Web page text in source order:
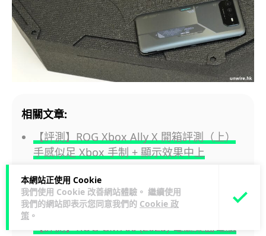
本網站正使用 Cookie
我們使用 Cookie 改善網站體驗。 繼續使用
我們的網站即表示您同意我們的 Cookie 政
策 。
相關文章:
【評測】ROG Xbox Ally X 開箱評測（上）
手感似足 Xbox 手制 + 顯示效果中上
【評測】ROG Xbox Ally X 效能評測（下）
對比初代 Ally + 進步超多可玩 3A 大作
【評測】ROG GM700 (2025) 電競桌面電腦